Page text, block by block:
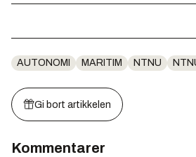
AUTONOMI MARITIM NTNU
Gi bort artikkelen
Kommentarer